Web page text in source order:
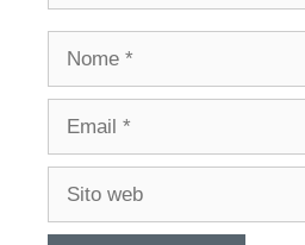
Nome
Email
Sito